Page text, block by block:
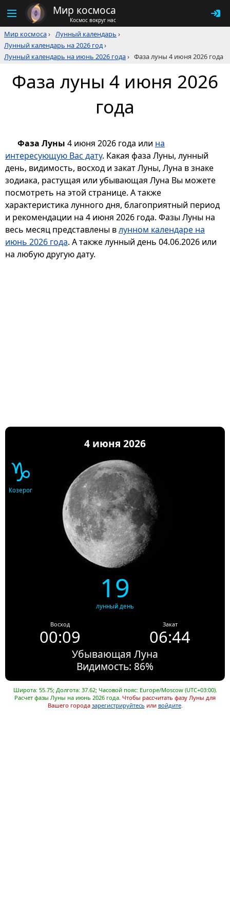
Мир космоса
Космос вокруг нас
Мир космоса› Лунный календарь ›
Лунный календарь на 2026 год›
Лунный календарь на июнь 2026 года› Фаза луны 4 июня 2026 года
Фаза луны 4 июня 2026
года
Фаза Луны 4 июня 2026 года или на
интересующую Вас дату. Какая фаза Луны, лунный
день, видимость, восход и закат Луны, Луна в знаке
зодиака, растущая или убывающая Луна Вы можете
посмотреть на этой странице. А также
характеристика лунного дня, благоприятный период
и рекомендации на 4 июня 2026 года. Фазы Луны на
весь месяц представлены влунном календаре на
июнь 2026 года. А также лунный день 04.06.2026 или
на любую другую дату.
4 июня 2026
♑
Козерог
19
лунный день
Восход
00:09
Закат
06:44
Убывающая Луна
Видимость: 86%
Широта: 55.75; Долгота: 37.62; Часовой пояс: Europe/Moscow (UTC+03:00).
Расчет фазы Луны на июнь 2026 года. Чтобы рассчитать фазу Луны для
Вашего города зарегистрируйтесь или войдите.